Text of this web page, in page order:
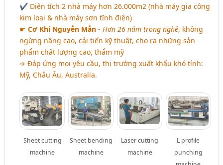
✔ Diện tích 2 nhà máy hơn 26.000m2 (nhà máy gia công
kim loại & nhà máy sơn tĩnh điện)
☛Cơ Khí Nguyễn Mẫn - Hơn 26 năm trong nghề, không
ngừng nâng cao, cải tiến kỹ thuật, cho ra những sản
phẩm chất lượng cao, thẩm mỹ
➩ Đáp ứng mọi yêu cầu, thị trường xuất khẩu khó tính:
Mỹ, Châu Âu, Australia.
Sheet cutting
machine
Sheet bending
machine
Laser cutting
machine
L profile
punching